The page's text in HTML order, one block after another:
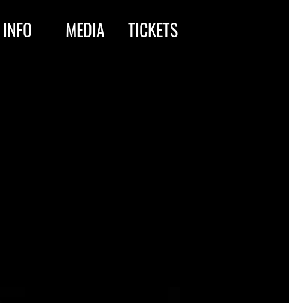
INFO MEDIA TICKETS